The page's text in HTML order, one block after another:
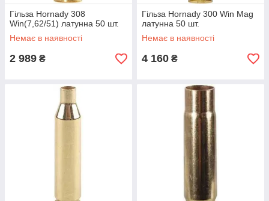
Гільза Hornady 308
Win(7,62/51) латунна 50 шт.
Немає в наявності
2 989 ₴
Гільза Hornady 300 Win Mag
латунна 50 шт.
Немає в наявності
4 160 ₴